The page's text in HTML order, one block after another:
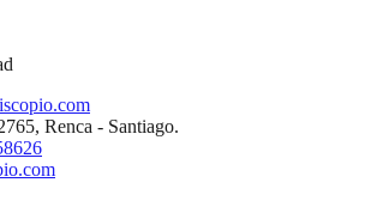
Renca - Santiago.